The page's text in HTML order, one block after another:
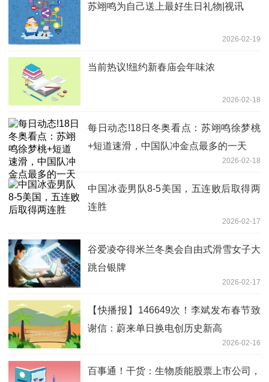
苏翊鸣为自己送上最好生日礼物|视讯
2026-02-19
当前热议!纽约新春庙会年味浓
2026-02-18
每日动态!18日冬奥看点：苏翊鸣徐梦桃
+短道速滑，中国队冲金点最多的一天
2026-02-18
中国冰壶男队8-5美国，五连败后取得两
连胜
2026-02-17
谷爱凌夺得米兰冬奥会自由式滑雪女子大
跳台银牌
2026-02-17
【快播报】146649次！李斌发布春节致
谢信：蔚来单日换电创历史新高
2026-02-16
百事通！干货：生物质能股票上市公司，